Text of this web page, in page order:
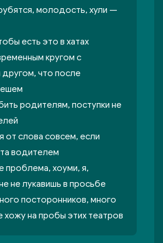
молодость, хули —
есть это в хатах
кругом с
что после
родителям, поступки не
от слова совсем, если
водителем
проблема, хоуми, я,
не лукавишь в просьбе
посторонников, много
хожу на пробы этих театров